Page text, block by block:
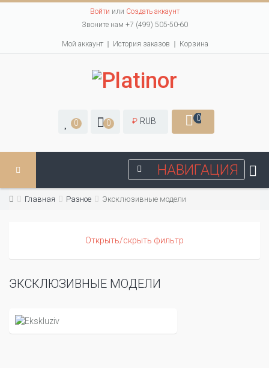
Войти или Создать аккаунт
Звоните нам +7 (499) 505-50-60
Мой аккаунт История заказов Корзина
0 0 ₽ RUB 0
НАВИГАЦИЯ
Главная Разное Эксклюзивные модели
Открыть/скрыть фильтр
ЭКСКЛЮЗИВНЫЕ МОДЕЛИ